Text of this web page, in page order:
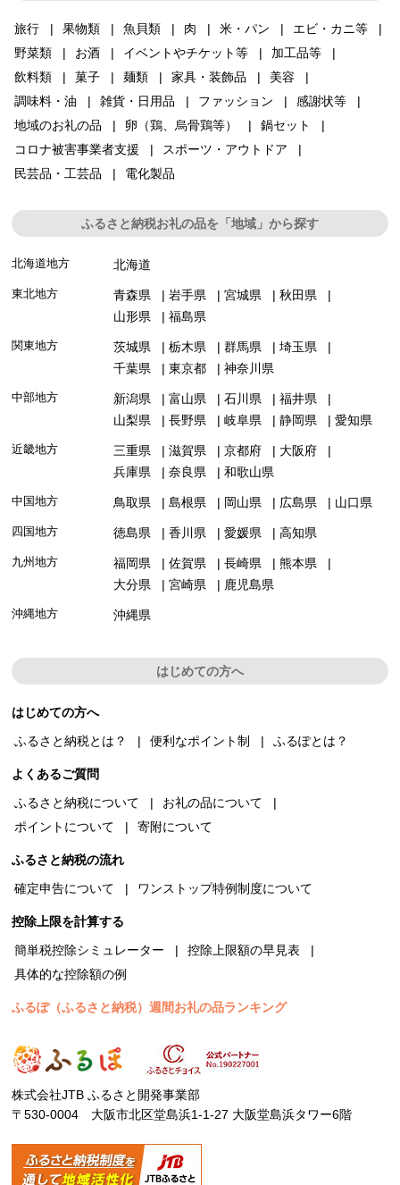
旅行 果物類 魚貝類 肉 米・パン
エビ・カニ等
野菜類
お酒 イベントやチケット等
加工品等
飲料類
菓子 麺類 家具・装飾品
美容
調味料・油
雑貨・日用品 ファッション
感謝状等
地域のお礼の品
卵（鶏、烏骨鶏等）
鍋セット
コロナ被害事業者支援
スポーツ・アウトドア
民芸品・工芸品
電化製品
ふるさと納税お礼の品を「地域」から探す
北海道地方 北海道
東北地方 青森県 岩手県 宮城県
秋田県
山形県
福島県
関東地方 茨城県 栃木県 群馬県
埼玉県
千葉県
東京都 神奈川県
中部地方 新潟県 富山県 石川県
福井県
山梨県
長野県 岐阜県 静岡県 愛知県
近畿地方 三重県 滋賀県 京都府
大阪府
兵庫県
奈良県 和歌山県
中国地方 鳥取県 島根県 岡山県 広島県 山口県
四国地方 徳島県 香川県 愛媛県 高知県
九州地方 福岡県 佐賀県 長崎県
熊本県
大分県
宮崎県 鹿児島県
沖縄地方 沖縄県
はじめての方へ
はじめての方へ
ふるさと納税とは？
便利なポイント制 ふるぽとは？
よくあるご質問
ふるさと納税について
お礼の品について
ポイントについて
寄附について
ふるさと納税の流れ
確定申告について
ワンストップ特例制度について
控除上限を計算する
簡単税控除シミュレーター
控除上限額の早見表
具体的な控除額の例
ふるぽ（ふるさと納税）週間お礼の品ランキング
株式会社JTB ふるさと開発事業部
〒530-0004 大阪市北区堂島浜1-1-27 大阪堂島浜タワー6階